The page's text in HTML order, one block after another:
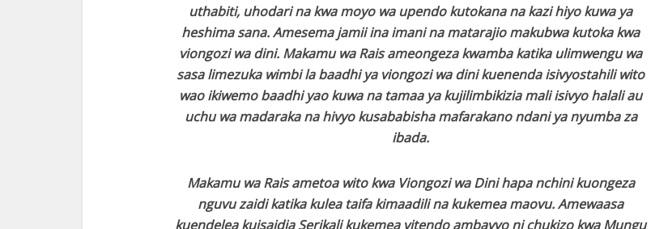
uthabiti, uhodari na kwa moyo wa upendo kutokana na kazi hiyo kuwa ya
heshima sana. Amesema jamii ina imani na matarajio makubwa kutoka kwa
viongozi wa dini. Makamu wa Rais ameongeza kwamba katika ulimwengu wa
sasa limezuka wimbi la baadhi ya viongozi wa dini kuenenda isivyostahili wito
wao ikiwemo baadhi yao kuwa na tamaa ya kujilimbikizia mali isivyo halali au
uchu wa madaraka na hivyo kusababisha mafarakano ndani ya nyumba za
ibada.
Makamu wa Rais ametoa wito kwa Viongozi wa Dini hapa nchini kuongeza
nguvu zaidi katika kulea taifa kimaadili na kukemea maovu. Amewaasa
kuendelea kuisaidia Serikali kukemea vitendo ambavyo ni chukizo kwa Mungu